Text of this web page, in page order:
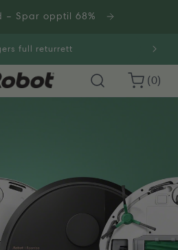
– Spar opptil 68%
full returrett
Handlekurv
(0)
0
varer